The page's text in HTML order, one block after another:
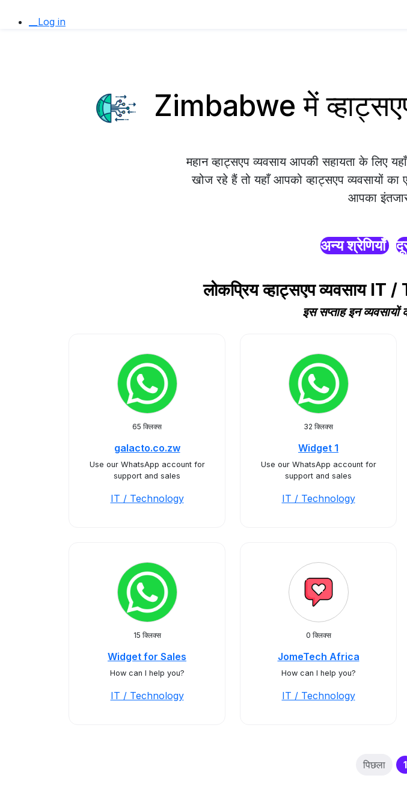
__Log in
Zimbabwe में
महान व्हाट्सएप व्यवसाय आपकी सहायता के
खोज रहे हैं तो यहाँ आपको व्हाट्सएप व्यवसायों
आपका
अन्य श्रेणियाँ
लोकप्रिय व्हाट्सएप व्यवसाय
इस सप्ताह इन व्यवसायों
65 क्लिक्स
galacto.co.zw
Use our WhatsApp account for
support and sales
IT / Technology
32 क्लिक्स
Widget 1
Use our WhatsApp account for
support and sales
IT / Technology
15 क्लिक्स
Widget for Sales
How can I help you?
IT / Technology
0 क्लिक्स
JomeTech Africa
How can I help you?
IT / Technology
पिछला 1